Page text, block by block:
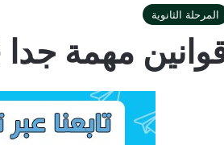
المرحلة الثانوية
مهمة